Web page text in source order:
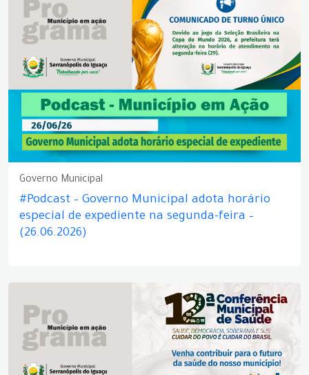
Governo Municipal
#Podcast – Governo Municipal adota horário
especial de expediente na segunda-feira –
(26.06.2026)